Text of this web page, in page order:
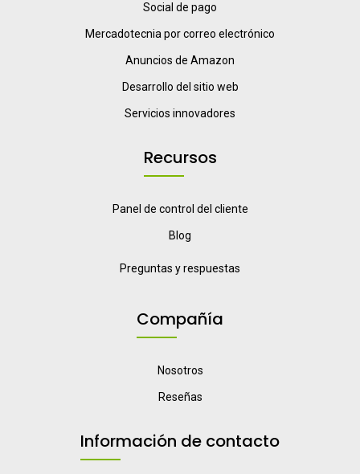
Social de pago
Mercadotecnia por correo electrónico
Anuncios de Amazon
Desarrollo del sitio web
Servicios innovadores
Recursos
Panel de control del cliente
Blog
Preguntas y respuestas
Compañía
Nosotros
Reseñas
Información de contacto